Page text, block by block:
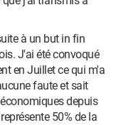
à un but in fin
J'ai été convoqué
en Juillet ce qui m'a
faute et sait
depuis
50% de la